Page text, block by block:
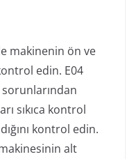
makinenin ön ve
edin. E04
sorunlarından
sıkıca kontrol
kontrol edin.
alt